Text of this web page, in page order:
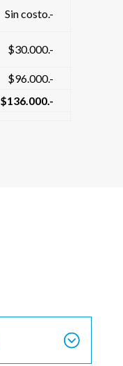
Sin costo.-
$30.000.-
$96.000.-
$136.000.-